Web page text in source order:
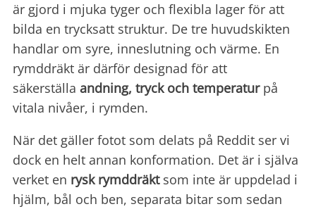
är gjord i mjuka tyger och flexibla lager för att
bilda en trycksatt struktur. De tre huvudskikten
handlar om syre, inneslutning och värme. En
rymddräkt är därför designad för att
säkerställa andning, tryck och temperaturpå
vitala nivåer, i rymden.
När det gäller fotot som delats på Reddit ser vi
dock en helt annan konformation. Det är i själva
verket en rysk rymddräktsom inte är uppdelad i
hjälm, bål och ben, separata bitar som sedan